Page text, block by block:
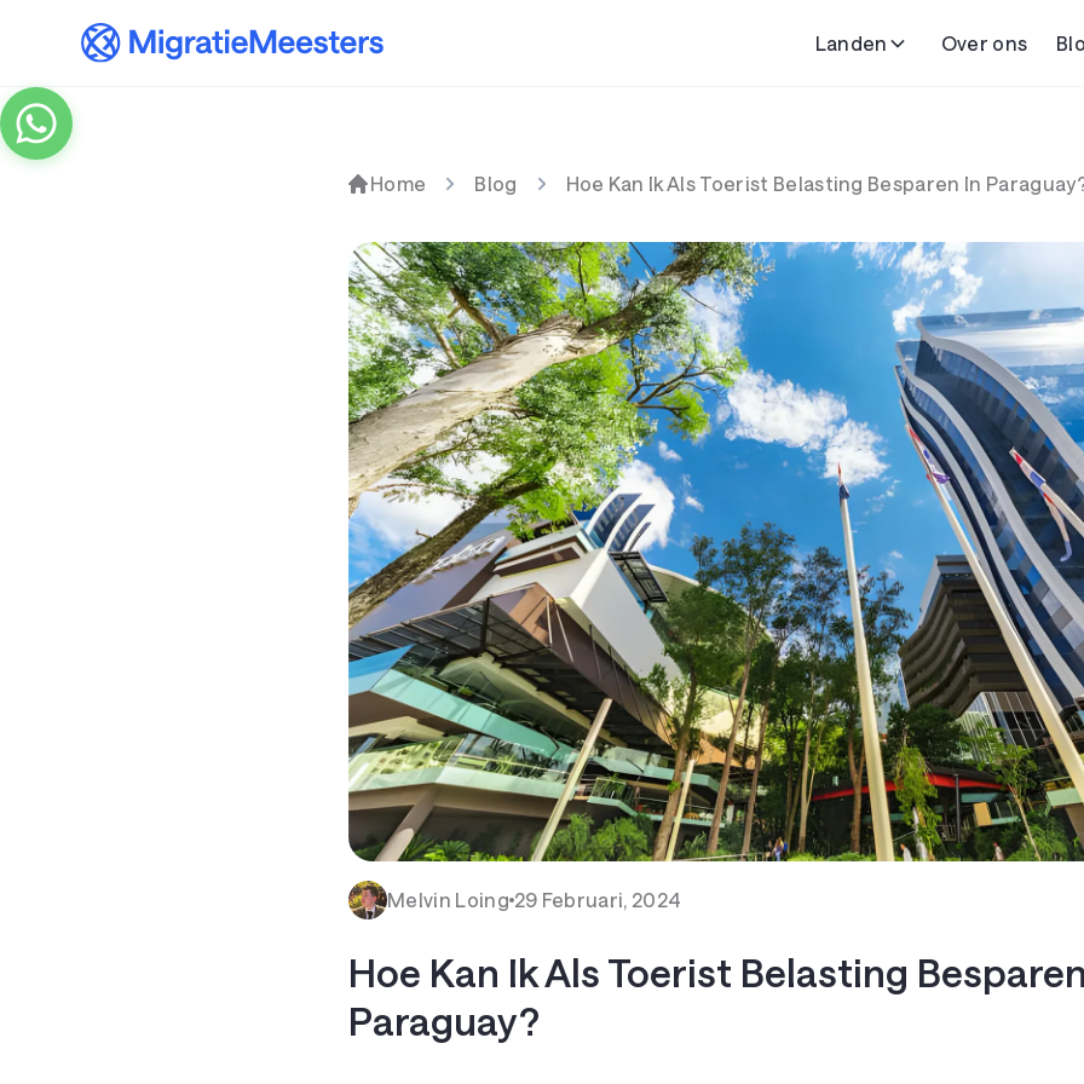
Landen Over ons
Home Blog Hoe Kan Ik Als Toerist Belasting Besparen In
Melvin Loing 29 Februari, 2024
Hoe Kan Ik Als Toerist Belasting
Paraguay?